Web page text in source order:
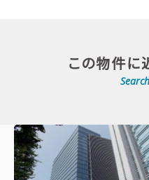
この物件に